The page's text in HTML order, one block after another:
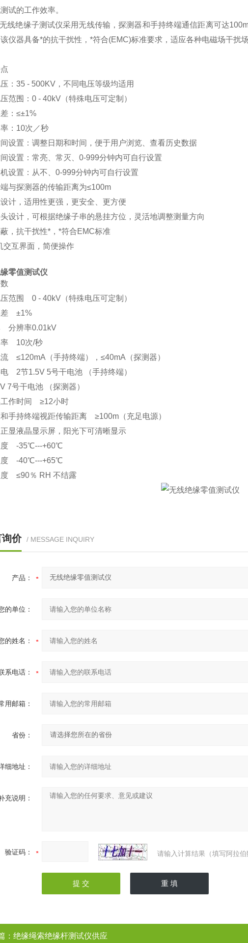
试的工作效率。
无线绝缘子测试仪采用无线传输，探测器和手持终端通信距离可达
仪器具备*的抗干扰性， *符合(EMC)标准要求，适应各种电磁场干扰场
： 35 - 500KV ，不同电压等级均适用
范围： 0 - 40kV （特殊电压可定制）
：≤±1%
： 10次／秒
设置：调整日期和时间，便于用户浏览、查看历史数据
设置：常亮、常灭、 0-999分钟内可自行设置
设置：从不、 0-999分钟内可自行设置
与探测器的传输距离为≤100m
计，适用性更强，更安全、更方便
设计，可根据绝缘子串的悬挂方位，灵活地调整测量方向
，抗干扰性* ， *符合EMC标准
交互界面，简便操作
零值测试仪
范围
0 - 40kV （特殊电压可定制）
±1%
分辨率0.01kV
10次/秒
≤120mA （手持终端），≤40mA （探测器）
2节1.5V 5号干电池 （手持终端）
7号干电池 （探测器）
作时间
≥12小时
手持终端视距传输距离
≥100m （充足电源）
正显液晶显示屏，阳光下可清晰显示
-35℃---+60℃
-40℃---+65℃
≤90％ RH 不结露
价 / MESSAGE INQUIRY
产品：
的单位：
的姓名：
系电话：
用邮箱：
省份：
细地址：
充说明：
验证码： 请输入计算结果（填写阿拉
： 绝缘绳索绝缘杆测试仪供应